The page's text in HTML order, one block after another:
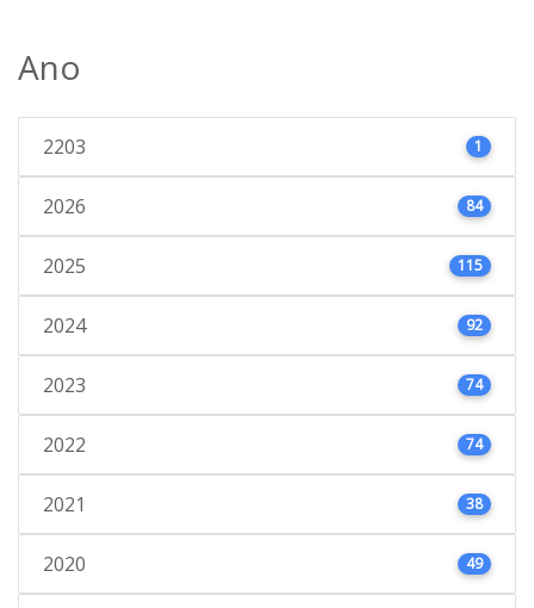
Ano
2203 1
2026 84
2025 115
2024 92
2023 74
2022 74
2021 38
2020 49